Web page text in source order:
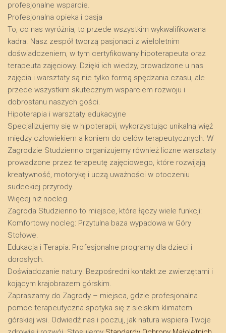
profesjonalne wsparcie.
​Profesjonalna opieka i pasja
​To, co nas wyróżnia, to przede wszystkim wykwalifikowana
kadra. Nasz zespół tworzą pasjonaci z wieloletnim
doświadczeniem, w tym certyfikowany hipoterapeuta oraz
terapeuta zajęciowy. Dzięki ich wiedzy, prowadzone u nas
zajęcia i warsztaty są nie tylko formą spędzania czasu, ale
przede wszystkim skutecznym wsparciem rozwoju i
dobrostanu naszych gości.
​Hipoterapia i warsztaty edukacyjne
​Specjalizujemy się w hipoterapii, wykorzystując unikalną więź
między człowiekiem a koniem do celów terapeutycznych. W
Zagrodzie Studzienno organizujemy również liczne warsztaty
prowadzone przez terapeutę zajęciowego, które rozwijają
kreatywność, motorykę i uczą uważności w otoczeniu
sudeckiej przyrody.
​Więcej niż nocleg
​Zagroda Studzienno to miejsce, które łączy wiele funkcji:
​Komfortowy nocleg: Przytulna baza wypadowa w Góry
Stołowe.
​Edukacja i Terapia: Profesjonalne programy dla dzieci i
dorosłych.
​Doświadczanie natury: Bezpośredni kontakt ze zwierzętami i
kojącym krajobrazem górskim.
​Zapraszamy do Zagrody – miejsca, gdzie profesjonalna
pomoc terapeutyczna spotyka się z sielskim klimatem
górskiej wsi. Odwiedź nas i poczuj, jak natura wspiera Twoje